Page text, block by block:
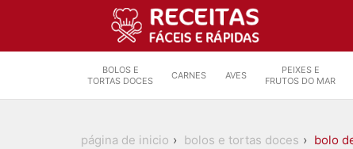
BOLOS E
TORTAS DOCES
CARNES AVES
PEIXES E
FRUTOS DO MAR
página de inicio bolos e tortas doces bolo